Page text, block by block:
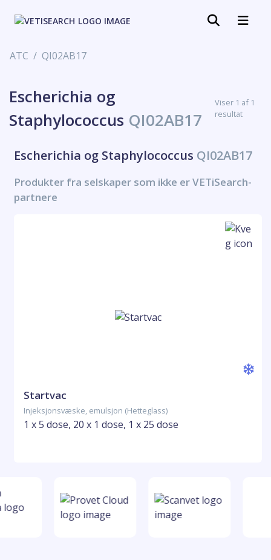
ATC QI02AB17
Escherichia og
Staphylococcus QI02AB17
Viser 1 af 1
resultat
Escherichia og Staphylococcus QI02AB17
Produkter fra selskaper som ikke er VETiSearch-
partnere
Startvac
Injeksjonsvæske, emulsjon (Hetteglass)
1 x 5 dose, 20 x 1 dose, 1 x 25 dose